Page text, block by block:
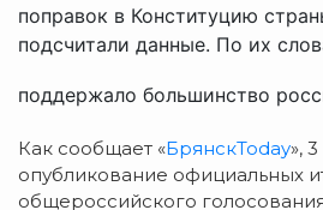
поправок в Конституцию
подсчитали данные. По их
поддержало большинство
Как сообщает «БрянскToday»,
опубликование официальных
общероссийского